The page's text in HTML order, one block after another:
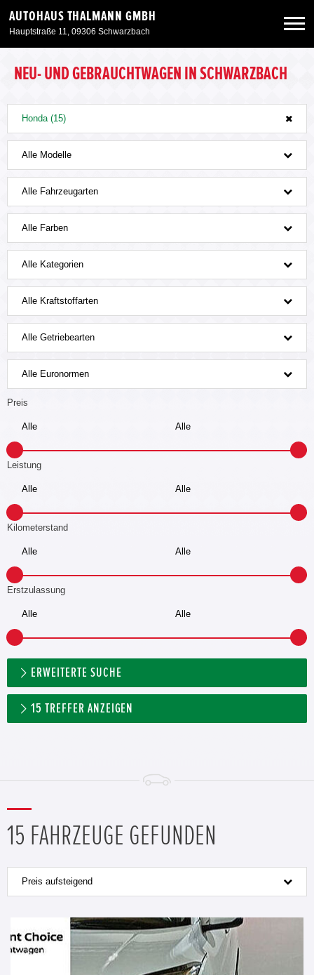
AUTOHAUS THALMANN GMBH
Hauptstraße 11, 09306 Schwarzbach
Neuwagen
Gebrauchtwagen
Angebote
Service & Zubehör
NEU- UND GEBRAUCHTWAGEN IN SCHWARZBACH
Honda (15)
Alle Modelle
Alle Fahrzeugarten
Alle Farben
Alle Kategorien
Alle Kraftstoffarten
Alle Getriebearten
Alle Euronormen
Preis
Leistung
Kilometerstand
Erstzulassung
ERWEITERTE SUCHE
15 TREFFER ANZEIGEN
15 FAHRZEUGE GEFUNDEN
Preis aufsteigend